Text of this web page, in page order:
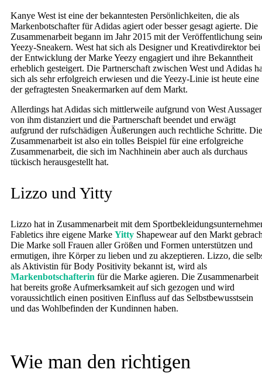
Kanye West ist eine der bekanntesten Persönlichkeiten, die als
Markenbotschafter für Adidas agiert oder besser gesagt agierte. Die
Zusammenarbeit begann im Jahr 2015 mit der Veröffentlichung
Yeezy-Sneakern. West hat sich als Designer und Kreativdirektor bei
der Entwicklung der Marke Yeezy engagiert und ihre Bekanntheit
erheblich gesteigert. Die Partnerschaft zwischen West und Adidas
sich als sehr erfolgreich erwiesen und die Yeezy-Linie ist heute eine
der gefragtesten Sneakermarken auf dem Markt.
Allerdings hat Adidas sich mittlerweile aufgrund von West
von ihm distanziert und die Partnerschaft beendet und erwägt
aufgrund der rufschädigen Äußerungen auch rechtliche Schritte. Die
Zusammenarbeit ist also ein tolles Beispiel für eine erfolgreiche
Zusammenarbeit, die sich im Nachhinein aber auch als durchaus
tückisch herausgestellt hat.
Lizzo und Yitty
Lizzo hat in Zusammenarbeit mit dem
Fabletics ihre eigene Marke Yitty Shapewear auf den Markt
Die Marke soll Frauen aller Größen und Formen unterstützen und
ermutigen, ihre Körper zu lieben und zu akzeptieren. Lizzo, die
als Aktivistin für Body Positivity bekannt ist, wird als
Markenbotschafterin für die Marke agieren. Die Zusammenarbeit
hat bereits große Aufmerksamkeit auf sich gezogen und wird
voraussichtlich einen positiven Einfluss auf das Selbstbewusstsein
und das Wohlbefinden der Kundinnen haben.
Wie man den richtigen